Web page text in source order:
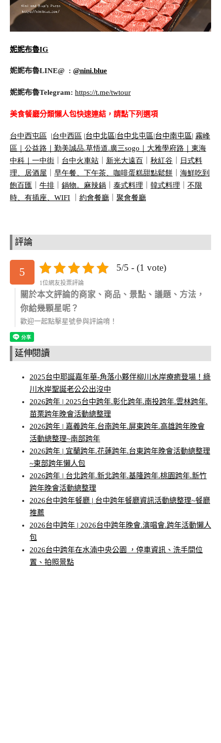
妮妮布魯IG
妮妮布魯LINE@ : @nini.blue
妮妮布魯Telegram: https://t.me/twtour
美食餐廳分類懶人包快速連結，請點下列選項
台中西屯區 |台中西區 |台中北區|台中北屯區|台中南屯區| 霧峰
區｜ 公益路｜ 勤美誠品.草悟道.廣三sogo ｜ 大雅學府路｜ 東海
中科｜ 一中街 台中火車站 新光大遠百 秋紅谷
日式料
理、居酒屋
早午餐、下午茶、咖啡蛋糕甜點鬆餅
海鮮吃到
飽百匯
牛排 鍋物。麻辣鍋 泰式料理 韓式料理
不限
時、有插座、 WIFI 約會餐廳 聚會餐廳
評論
5 5/5 - (1 vote)
1位網友投票評論
關於本文評論的商家、商品、景點、議題、方法，
你給幾顆星呢？
歡迎一起點擊星號參與評論唷！
延伸閱讀
2025台中耶誕嘉年華-角落小夥伴柳川水岸療癒登場！綠
川水岸聖誕老公公出沒中
2026跨年 | 2025台中跨年.彰化跨年.南投跨年.雲林跨年.
苗栗跨年晚會活動總整理
2026跨年 | 嘉義跨年.台南跨年.屏東跨年.高雄跨年晚會
活動總整理~南部跨年
2026跨年 | 宜蘭跨年.花蓮跨年.台東跨年晚會活動總整理
~東部跨年懶人包
2026跨年 | 台北跨年.新北跨年.基隆跨年.桃園跨年.新竹
跨年晚會活動總整理
2026台中跨年餐廳 | 台中跨年餐廳資訊活動總整理~餐廳
推薦
2026台中跨年 | 2026台中跨年晚會.演唱會.跨年活動懶人
包
2026台中跨年在水湳中央公園 ，停車資訊、洗手間位
置、拍照景點